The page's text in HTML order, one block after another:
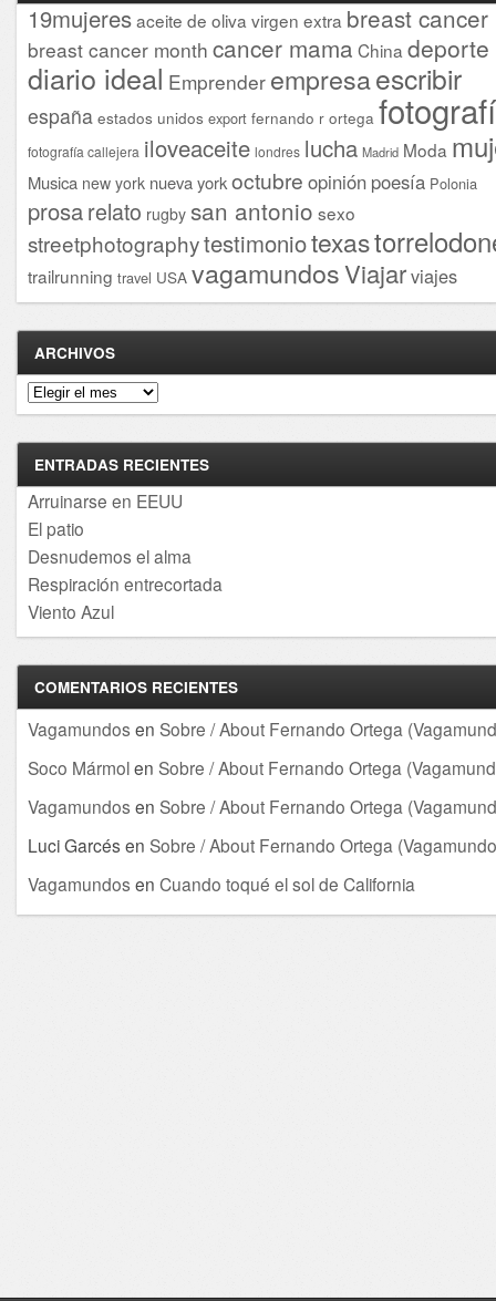
19mujeresaceite de oliva virgen extra breast cancer
breast cancer month cancer mama China deporte
diario ideal Emprender empresaescribir
españa estados unidos export fernando r ortega
fotografía callejera iloveaceite londres lucha Madrid Moda
Musica new york nueva yorkoctubre opinión poesía Polonia
prosarelato rugby san antonio sexo
streetphotographytestimoniotexas
trailrunning travel USA vagamundosViajarviajes
ARCHIVOS
Archivos
ENTRADAS RECIENTES
Arruinarse en EEUU
El patio
Desnudemos el alma
Respiración entrecortada
Viento Azul
COMENTARIOS RECIENTES
Vagamundos en Sobre / About Fernando Ortega
Soco Mármolen Sobre / About Fernando Ortega
Vagamundos en Sobre / About Fernando Ortega
Luci Garcés en Sobre / About Fernando Ortega
Vagamundos en Cuando toqué el sol de California